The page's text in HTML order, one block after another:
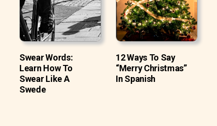
Swear Words:
Learn How To
Swear Like A
Swede
12 Ways To Say
“Merry Christmas”
In Spanish